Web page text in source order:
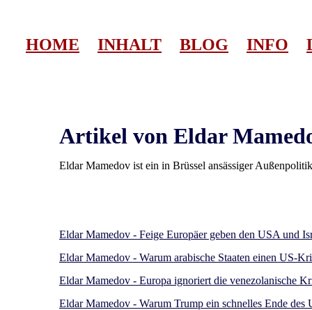
HOME INHALT BLOG INFO
Artikel von Eldar
Eldar Mamedov ist ein in Brüssel ansässiger
Eldar Mamedov - Feige Europäer geben den USA und
Eldar Mamedov - Warum arabische Staaten einen US-
Eldar Mamedov - Europa ignoriert die venezolanische
Eldar Mamedov - Warum Trump ein schnelles Ende des